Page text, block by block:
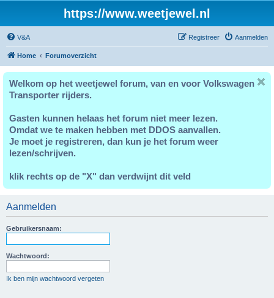
https://www.weetjewel.nl
V&A Aanmelden
Registreer
Home Forumoverzicht
Welkom op het weetjewel forum, van en voor Volkswagen
Transporter rijders.
Gasten kunnen helaas het forum niet meer lezen.
Omdat we te maken hebben met DDOS aanvallen.
Je moet je registreren, dan kun je het forum weer
lezen/schrijven.
klik rechts op de "X" dan verdwijnt dit veld
Aanmelden
Gebruikersnaam:
Wachtwoord:
Ik ben mijn wachtwoord vergeten